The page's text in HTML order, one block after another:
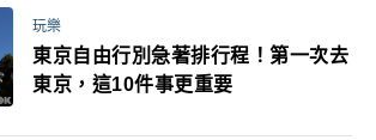
玩樂
東京自由行別急著排行程！第一次去
東京，這10件事更重要